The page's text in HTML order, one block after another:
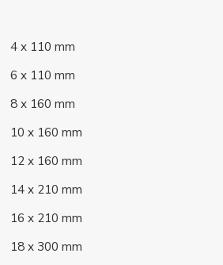
4 x 110 mm
6 x 110 mm
8 x 160 mm
10 x 160 mm
12 x 160 mm
14 x 210 mm
16 x 210 mm
18 x 300 mm